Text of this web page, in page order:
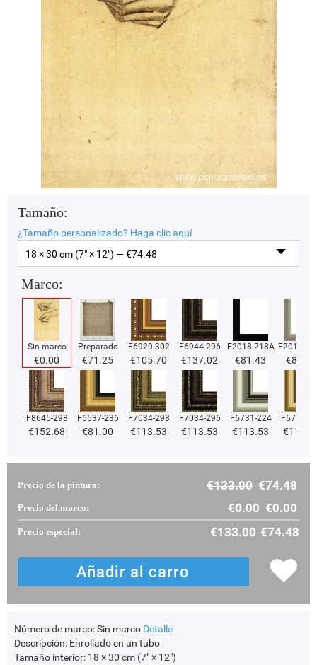
Tamaño:
¿Tamaño personalizado? Haga clic aquí
18 × 30 cm (7" × 12") — €74.48
Marco:
Sin marco
€0.00
Preparado
€71.25
F6929-302
€105.70
F6944-296
€137.02
F2018-218A
€81.43
F2018-
€81.43
F8645-298
€152.68
F6537-236
€81.00
F7034-298
€113.53
F7034-296
€113.53
F6731-224
€113.53
F6731-
€
Precio de la pintura: €133.00 €74.48
Precio del marco: €0.00 €0.00
Precio especial: €133.00 €74.48
Número de marco:Sin marco Detalle
Descripción: Enrollado en un tubo
Tamaño interior: 18 × 30 cm (7" × 12")